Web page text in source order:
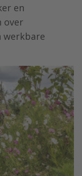
en
over
werkbare